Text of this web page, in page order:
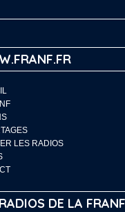
LES RADIOS
DE LA FRANF